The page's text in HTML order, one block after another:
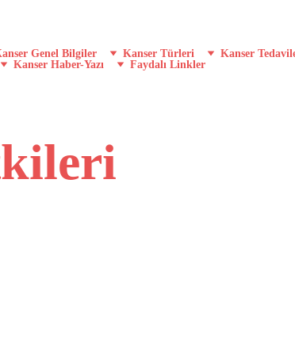
Genel Bilgiler Kanser Türleri
Kanser
Kanser Haber-Yazı Faydalı Linkler